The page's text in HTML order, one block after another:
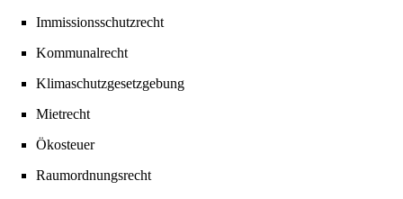
Immissionsschutzrecht
Kommunalrecht
Klimaschutzgesetzgebung
Mietrecht
Ökosteuer
Raumordnungsrecht